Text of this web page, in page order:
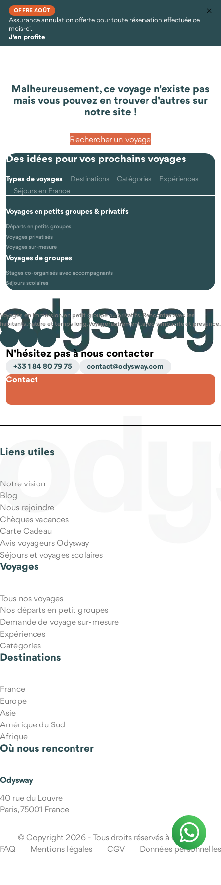
OFFRE AOÛT
Assurance annulation offerte pour toute réservation effectuée ce
mois-ci.
J'en profite
Malheureusement, ce voyage n'existe pas
mais vous pouvez en trouver d'autres sur
notre site !
Rechercher un voyage
Des idées pour vos prochains voyages
Types de voyages Destinations Catégories
Expériences
Séjours en France
Voyages en petits groupes & privatifs
Départs en petits groupes
Voyages privatisés
Voyages sur-mesure
Voyages de groupes
Stages co-organisés avec accompagnants
Séjours scolaires
Voyages en immersion, en petit groupe ou privatifs. Rencontre avec les
habitants, nature et temps long. Voyager autrement, avec simplicité et présence.
N'hésitez pas à nous contacter
+33 1 84 80 79 75 contact@odysway.com
Contact
Liens utiles
Notre vision
Blog
Nous rejoindre
Chèques vacances
Carte Cadeau
Avis voyageurs Odysway
Séjours et voyages scolaires
Voyages
Tous nos voyages
Nos départs en petit groupes
Demande de voyage sur-mesure
Expériences
Catégories
Destinations
France
Europe
Asie
Amérique du Sud
Afrique
Où nous rencontrer
Odysway
40 rue du Louvre
Paris, 75001 France
© Copyright 2026 - Tous droits réservés à Odysway
FAQ
Mentions légales CGV Données personnelles